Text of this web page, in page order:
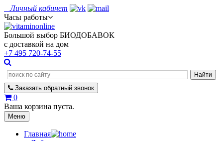
Личный кабинет
Часы работы
Большой выбор БИОДОБАВОК
с доставкой на дом
+7 495 720-74-55
Заказать обратный звонок
0
Ваша корзина пуста.
Меню
Главная